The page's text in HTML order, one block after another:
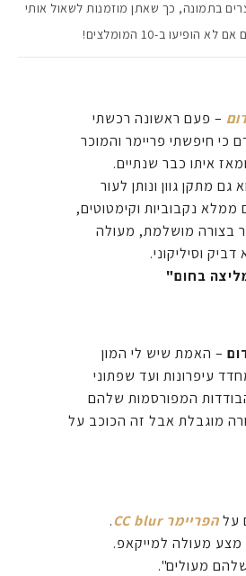
בתמונה, כך שאתן מוזמנות לשאול אותי
לא הופיעו ב-10 המומלצים!
– פעם ראשונה רכשתי
כי חיפשתי פריימר והמוכר
איתו כבר שנתיים.
גם מתקן גוון ונותן לעור
ממלא נקבוביות וקימטוטים,
בצורה מושלמת, מעולה
וסיליקוני.
בחום"
– האמת שיש לי המון
עיפרונות ועד שפתוני
המפורסמות שלהם
מוגבלת אבל זה הכוכב על
עלהפריימר CC blur
.
מצע מעולה למייקאפ.
מעולים".